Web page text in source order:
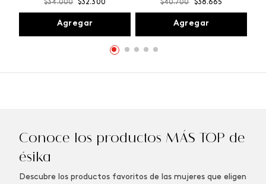
$34.000 $32.300
Agregar
$40.700 $38.665
Agregar
Conoce los productos MÁS TOP de
ésika
Descubre los productos favoritos de las mujeres que eligen